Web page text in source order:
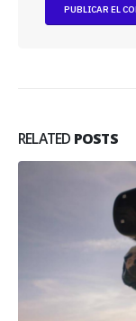
RELATED POSTS